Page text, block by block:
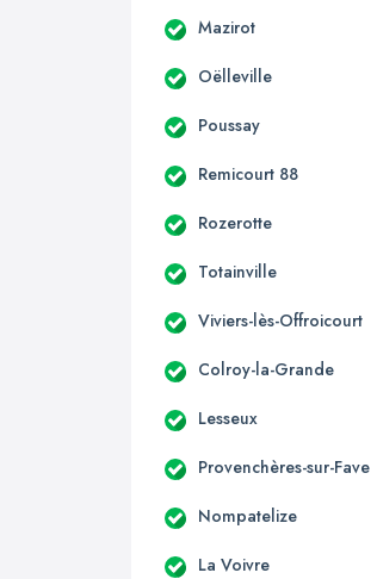
Mazirot
Oëlleville
Poussay
Remicourt 88
Rozerotte
Totainville
Viviers-lès-Offroicourt
Colroy-la-Grande
Lesseux
Provenchères-sur-Fave
Nompatelize
La Voivre